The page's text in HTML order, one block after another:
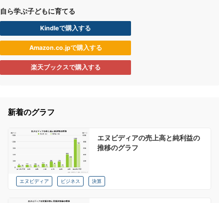
自ら学ぶ子どもに育てる
Kindleで購入する
Amazon.co.jpで購入する
楽天ブックスで購入する
新着のグラフ
エヌビディアの売上高と純利益の
推移のグラフ
エヌビディア ビジネス 決算